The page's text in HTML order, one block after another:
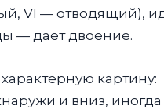
VI — отводящий),
— даёт двоение.
картину:
и вниз,